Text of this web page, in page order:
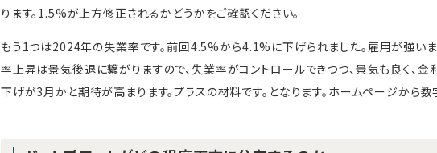
ります。1.5%が上方修正されるかどうかをご確認ください。
もう1つは2024年の失業率です。前回4.5%から4.1%に下げられました。雇用が強い
率上昇は景気後退に繋がりますので、失業率がコントロールできつつ、景気も良く、金
下げが3月かと期待が高まります。プラスの材料です。となります。ホームページから数